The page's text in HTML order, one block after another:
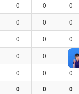
0 0 0
0 0 0
0 0 0
0 0
0 0 0
0 0 0